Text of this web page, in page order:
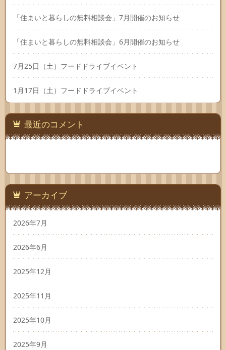
「住まいと暮らしの無料相談会」7月開催のお知らせ
「住まいと暮らしの無料相談会」6月開催のお知らせ
7月25日（土）フードドライブイベント
1月17日（土）フードドライブイベント
最近のコメント
アーカイブ
2026年7月
2026年6月
2025年12月
2025年11月
2025年10月
2025年9月